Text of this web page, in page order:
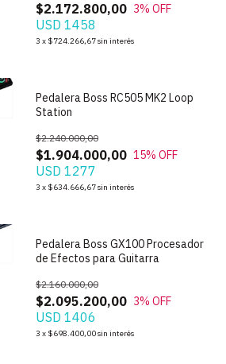
$2.172.800,00 3% OFF
USD 1458
3 x $724.266,67sin interés
Pedalera Boss RC505 MK2 Loop
Station
$1.904.000,00
$2.240.000,00
15% OFF
USD 1277
3 x $634.666,67sin interés
Pedalera Boss GX100 Procesador
de Efectos para Guitarra
$2.095.200,00
$2.160.000,00
3% OFF
USD 1406
3 x $698.400,00sin interés